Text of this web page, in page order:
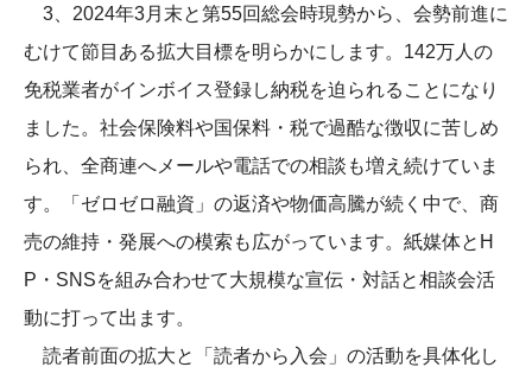
3、2024年3月末と第55回総会時現勢から、会勢前進に
むけて節目ある拡大目標を明らかにします。142万人の
免税業者がインボイス登録し納税を迫られることになり
ました。社会保険料や国保料・税で過酷な徴収に苦しめ
られ、全商連へメールや電話での相談も増え続けていま
す。「ゼロゼロ融資」の返済や物価高騰が続く中で、商
売の維持・発展への模索も広がっています。紙媒体とH
P・SNSを組み合わせて大規模な宣伝・対話と相談会活
動に打って出ます。
読者前面の拡大と「読者から入会」の活動を具体化し